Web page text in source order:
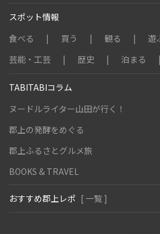
スポット情報
食べる
買う 観る
遊
芸能・工芸
歴史 泊まる
TABITABIコラム
ヌードルライター山田が行く！
郡上の発酵をめぐる
郡上ふるさとグルメ旅
BOOKS & TRAVEL
おすすめ郡上レポ [ 一覧 ]